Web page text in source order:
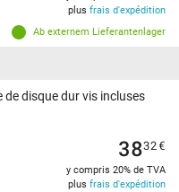
Ab externem Lieferantenlager
plus frais d'expédition
de disque dur vis incluses
3832€
y compris 20% de TVA
plus frais d'expédition